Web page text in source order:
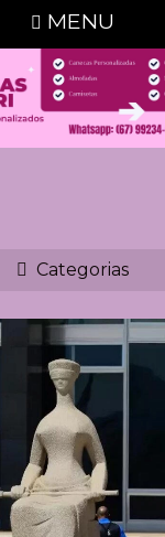
MENU
Categorias